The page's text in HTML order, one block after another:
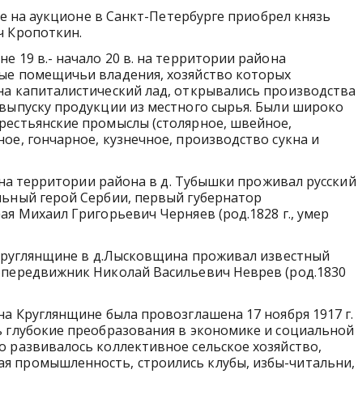
на аукционе в Санкт-Петербурге приобрел князь
Кропоткин.
19 в.- начало 20 в. на территории района
помещичьи владения, хозяйство которых
капиталистический лад, открывались производства
продукции из местного сырья. Были широко
промыслы (столярное, швейное,
гончарное, кузнечное, производство сукна и
территории района в д. Тубышки проживал русский
герой Сербии, первый губернатор
Михаил Григорьевич Черняев (род.1828 г., умер
в д.Лысковщина проживал известный
Николай Васильевич Неврев (род.1830
Круглянщине была провозглашена 17 ноября 1917 г.
глубокие преобразования в экономике и социальной
коллективное сельское хозяйство,
промышленность, строились клубы, избы-читальни,